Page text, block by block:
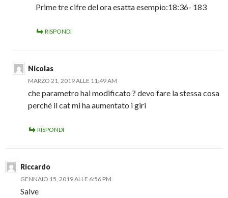
Prime tre cifre del ora esatta esempio:18:36- 183
RISPONDI
Nicolas
MARZO 21, 2019 ALLE 11:49 AM
che parametro hai modificato ? devo fare la stessa cosa
perché il cat mi ha aumentato i giri
RISPONDI
Riccardo
GENNAIO 15, 2019 ALLE 6:56 PM
Salve